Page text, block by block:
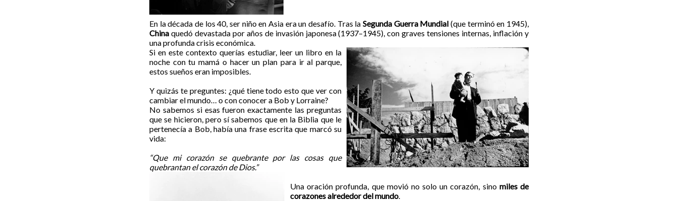
En la década de los 40, ser niño en Asia era un desafío. Tras la Segunda Guerra Mundial (que terminó en 1945),
China quedó devastada por años de invasión japonesa (1937–1945), con graves tensiones internas, inflación y
una profunda crisis económica.
Si en este contexto querías estudiar, leer un libro en la
noche con tu mamá o hacer un plan para ir al parque,
estos sueños eran imposibles.
Y quizás te preguntes: ¿qué tiene todo esto que ver con
cambiar el mundo… o con conocer a Bob y Lorraine?
No sabemos si esas fueron exactamente las preguntas
que se hicieron, pero sí sabemos que en la Biblia que le
pertenecía a Bob, había una frase escrita que marcó su
vida:
“Que mi corazón se quebrante por las cosas que
quebrantan el corazón de Dios.”
Una oración profunda, que movió no solo un corazón, sino miles de
corazones alrededor del mundo.